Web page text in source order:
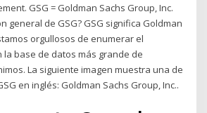
GSG = Goldman Sachs Group, Inc.
general de GSG? GSG significa Goldman
orgullosos de enumerar el
la base de datos más grande de
La siguiente imagen muestra una de
en inglés: Goldman Sachs Group, Inc..